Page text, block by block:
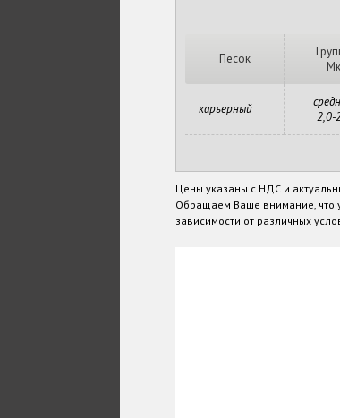
Песок
Мк
карьерный
2,0-
Цены указаны с НДС и
Обращаем Ваше внимание, что
зависимости от различных